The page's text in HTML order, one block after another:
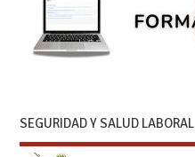
SEGURIDAD Y SALUD LABORAL